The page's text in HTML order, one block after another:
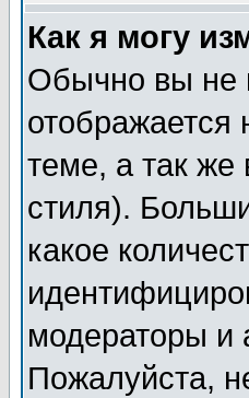
Как я могу
Обычно вы не
теме, а так же
стиля).
какое
модераторы и
Пожалуйста,